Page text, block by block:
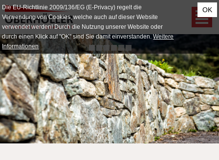
Die EU-Richtlinie 2009/136/EG (E-Privacy) regelt die
Verwendung von Cookies, welche auch auf dieser Website
verwendet werden! Durch die Nutzung unserer Website oder
durch einen Klick auf "OK" sind Sie damit einverstanden.Weitere
Informationen
OK